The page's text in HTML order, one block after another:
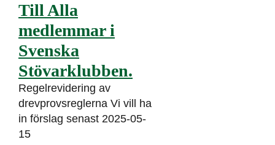
Till Alla
medlemmar i
Svenska
Stövarklubben.
Regelrevidering av
drevprovsreglerna Vi vill ha
in förslag senast 2025-05-
15